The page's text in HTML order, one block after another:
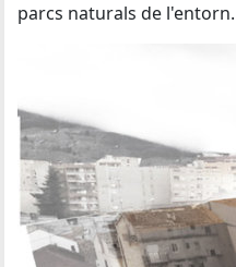
parcs naturals de l'entorn.